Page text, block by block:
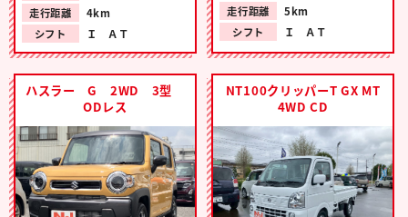
走行距離
4km
シフト
Ｉ ＡＴ
走行距離
5km
シフト
Ｉ ＡＴ
ハスラー G 2WD 3型
ODレス
NT100クリッパーT GX MT
4WD CD